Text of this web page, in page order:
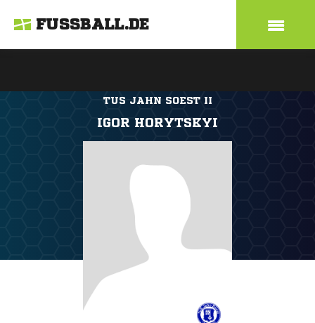
FUSSBALL.DE
TUS JAHN SOEST II
IGOR HORYTSKYI